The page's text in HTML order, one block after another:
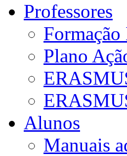
Professores
Formação
Plano
Alunos
Manuais